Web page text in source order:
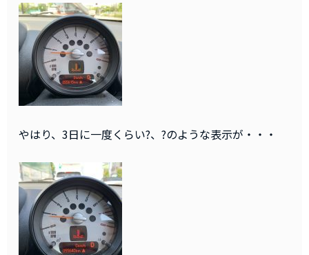
やはり、3日に一度くらい?、?のような表示が・・・